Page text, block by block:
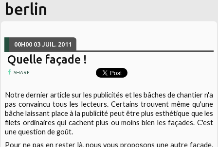
berlin
00H00 03 JUIL. 2011
Quelle façade !
SHARE
Notre dernier article sur les publicités et les bâches de chantier n'a
pas convaincu tous les lecteurs. Certains trouvent même qu'une
bâche laissant place à la publicité peut être plus esthétique que les
filets ordinaires qui cachent plus ou moins bien les façades. C'est
une question de goût.
Pour ne pas en rester là, nous vous proposons une autre façade.